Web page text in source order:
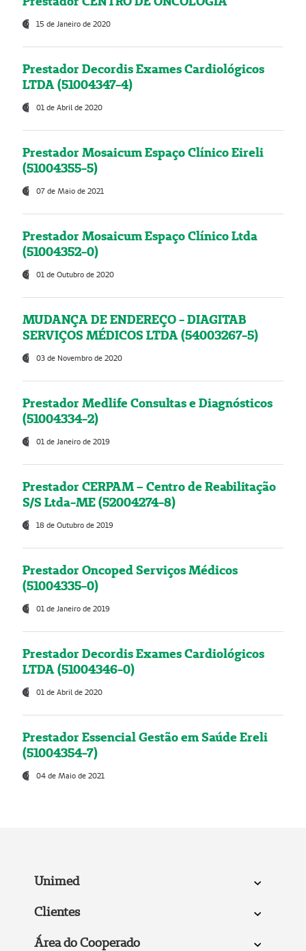
15 de Janeiro de 2020
Prestador Decordis Exames Cardiológicos
LTDA (51004347-4)
01 de Abril de 2020
Prestador Mosaicum Espaço Clínico Eireli
(51004355-5)
07 de Maio de 2021
Prestador Mosaicum Espaço Clínico Ltda
(51004352-0)
01 de Outubro de 2020
MUDANÇA DE ENDEREÇO - DIAGITAB
SERVIÇOS MÉDICOS LTDA (54003267-5)
03 de Novembro de 2020
Prestador Medlife Consultas e Diagnósticos
(51004334-2)
01 de Janeiro de 2019
Prestador CERPAM – Centro de Reabilitação
S/S Ltda-ME (52004274-8)
18 de Outubro de 2019
Prestador Oncoped Serviços Médicos
(51004335-0)
01 de Janeiro de 2019
Prestador Decordis Exames Cardiológicos
LTDA (51004346-0)
01 de Abril de 2020
Prestador Essencial Gestão em Saúde Ereli
(51004354-7)
04 de Maio de 2021
Unimed
Clientes
Área do Cooperado